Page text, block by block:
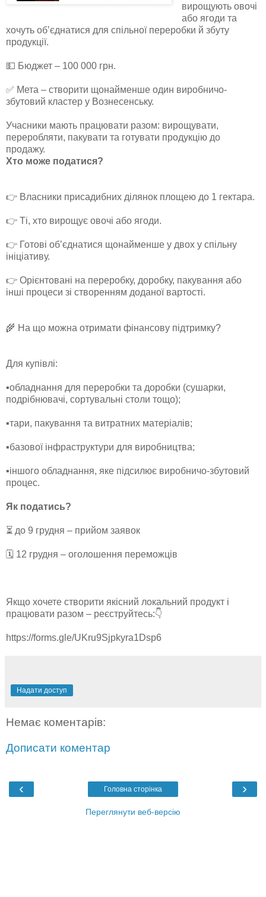
вирощують овочі
або ягоди та
хочуть об’єднатися для спільної переробки й збуту
продукції.
💵 Бюджет – 100 000 грн.
✅ Мета – створити щонайменше один виробничо-
збутовий кластер у Вознесенську.
Учасники мають працювати разом: вирощувати,
переробляти, пакувати та готувати продукцію до
продажу.
Хто може податися?
👉 Власники присадибних ділянок площею до 1 гектара.
👉 Ті, хто вирощує овочі або ягоди.
👉 Готові об’єднатися щонайменше у двох у спільну
ініціативу.
👉 Орієнтовані на переробку, доробку, пакування або
інші процеси зі створенням доданої вартості.
🌾 На що можна отримати фінансову підтримку?
Для купівлі:
▪️обладнання для переробки та доробки (сушарки,
подрібнювачі, сортувальні столи тощо);
▪️тари, пакування та витратних матеріалів;
▪️базової інфраструктури для виробництва;
▪️іншого обладнання, яке підсилює виробничо-збутовий
процес.
Як податись?
⏳ до 9 грудня – прийом заявок
🗓️ 12 грудня – оголошення переможців
Якщо хочете створити якісний локальний продукт і
працювати разом – реєструйтесь:👇
https://forms.gle/UKru9Sjpkyra1Dsp6
Надати доступ
Немає коментарів:
Дописати коментар
‹ ›
Головна сторінка
Переглянути веб-версію